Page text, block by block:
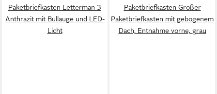
Paketbriefkasten Letterman 3
Anthrazit mit Bullauge und LED-
Licht
Paketbriefkasten Großer
Paketbriefkasten mit gebogenem
Dach, Entnahme vorne, grau